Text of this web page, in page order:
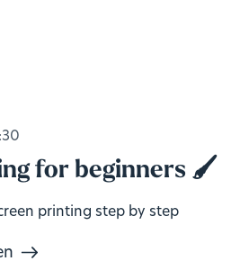
for beginners 🖌️
printing step by step